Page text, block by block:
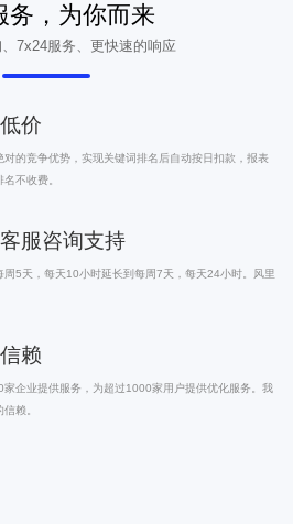
务，为你而来
7x24服务、更快速的响应
价
对的竞争优势，实现关键词排名后自动按日扣款，报表
不收费。
服咨询支持
周5天，每天10小时延长到每周7天，每天24小时。风里
赖
企业提供服务，为超过1000家用户提供优化服务。我
赖。